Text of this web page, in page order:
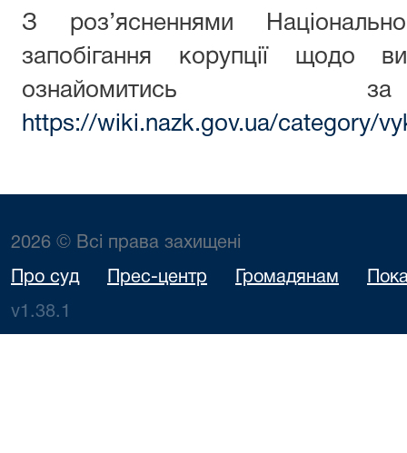
З роз’ясненнями
запобігання корупції щодо
ознайомитись
https://wiki.nazk.gov.ua/category/
2026 © Всі права захищені
Про суд Прес-центр Громадянам
v1.38.1